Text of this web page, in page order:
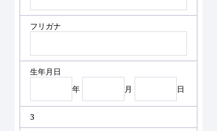
フリガナ
生年月日
年
月 日
3